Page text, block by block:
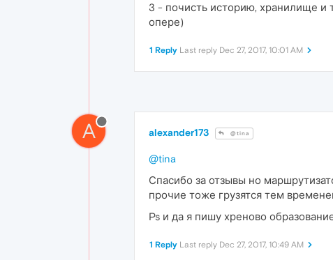
3 - почисть историю, хранилище и
опере)
1 Reply Last reply Dec 27, 2017, 10:01 AM
A alexander173 @tina
@tina
Спасибо за отзывы но
прочие тоже грузятся тем
Ps и да я пишу хреново
1 Reply Last reply Dec 27, 2017, 10:49 AM